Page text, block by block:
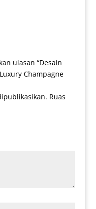
ulasan “Desain
Champagne
Ruas